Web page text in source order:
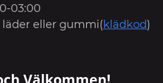
03:00
läder eller gummi(klädkod)